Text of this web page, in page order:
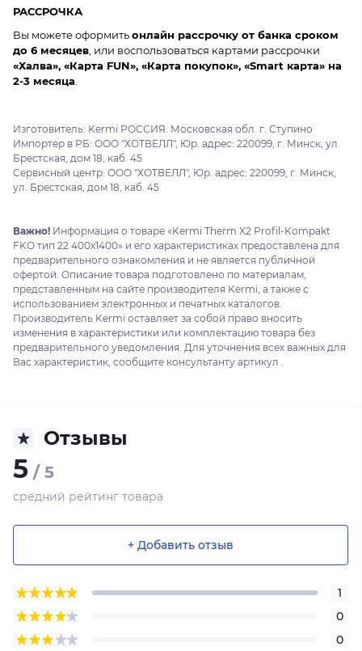
РАССРОЧКА
Вы можете оформитьонлайн рассрочку от банка сроком
до 6 месяцев , или воспользоваться картами рассрочки
«Халва», «Карта FUN», «Карта покупок», «Smart карта» на
2-3 месяца
Изготовитель: Kermi РОССИЯ. Московская обл. г. Ступино
Импортер в РБ: ООО "ХОТВЕЛЛ", Юр. адрес: 220099, г. Минск, ул.
Брестская, дом 18, каб. 45
Сервисный центр: ООО "ХОТВЕЛЛ", Юр. адрес: 220099, г. Минск,
ул. Брестская, дом 18, каб. 45
Важно! Информация о товаре «Kermi Therm X2 Profil-Kompakt
FKO тип 22 400x1400» и его характеристиках предоставлена для
предварительного ознакомления и не является публичной
офертой. Описание товара подготовлено по материалам,
представленным на сайте производителя Kermi, а также с
использованием электронных и печатных каталогов.
Производитель Kermi оставляет за собой право вносить
изменения в характеристики или комплектацию товара без
предварительного уведомления. Для уточнения всех важных для
Вас характеристик, сообщите консультанту артикул .
Отзывы
5 / 5
средний рейтинг товара
+ Добавить отзыв
1
0
0